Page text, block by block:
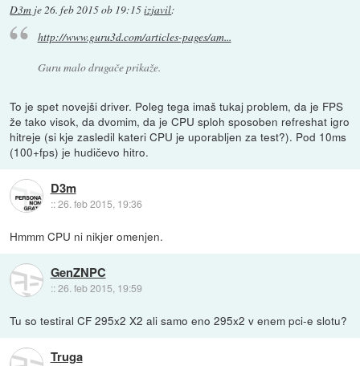
D3m je26. feb 2015 ob 19:15izjavil:
http://www.guru3d.com/articles-pages/am...
Guru malo drugače prikaže.
To je spet novejši driver. Poleg tega imaš tukaj problem, da je FPS
že tako visok, da dvomim, da je CPU sploh sposoben refreshat igro
hitreje (si kje zasledil kateri CPU je uporabljen za test?). Pod 10ms
(100+fps) je hudičevo hitro.
D3m
::26. feb 2015, 19:36
Hmmm CPU ni nikjer omenjen.
GenZNPC
::26. feb 2015, 19:59
Tu so testiral CF 295x2 X2 ali samo eno 295x2 v enem pci-e slotu?
Truga